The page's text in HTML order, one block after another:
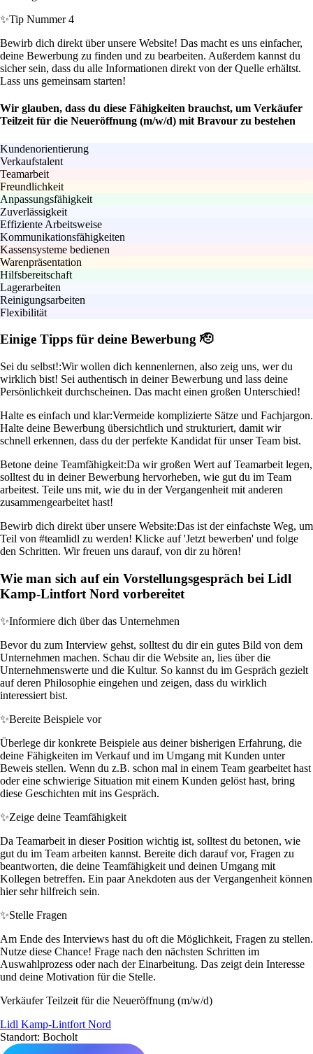
✨Tip Nummer 4
Bewirb dich direkt über unsere Website! Das macht es uns einfacher,
deine Bewerbung zu finden und zu bearbeiten. Außerdem kannst du
sicher sein, dass du alle Informationen direkt von der Quelle erhältst.
Lass uns gemeinsam starten!
Wir glauben, dass du diese Fähigkeiten brauchst, um Verkäufer
Teilzeit für die Neueröffnung (m/w/d) mit Bravour zu bestehen
Kundenorientierung
Verkaufstalent
Teamarbeit
Freundlichkeit
Anpassungsfähigkeit
Zuverlässigkeit
Effiziente Arbeitsweise
Kommunikationsfähigkeiten
Kassensysteme bedienen
Warenpräsentation
Hilfsbereitschaft
Lagerarbeiten
Reinigungsarbeiten
Flexibilität
Einige Tipps für deine Bewerbung 🫡
Sei du selbst!:Wir wollen dich kennenlernen, also zeig uns, wer du
wirklich bist! Sei authentisch in deiner Bewerbung und lass deine
Persönlichkeit durchscheinen. Das macht einen großen Unterschied!
Halte es einfach und klar:Vermeide komplizierte Sätze und Fachjargon.
Halte deine Bewerbung übersichtlich und strukturiert, damit wir
schnell erkennen, dass du der perfekte Kandidat für unser Team bist.
Betone deine Teamfähigkeit:Da wir großen Wert auf Teamarbeit legen,
solltest du in deiner Bewerbung hervorheben, wie gut du im Team
arbeitest. Teile uns mit, wie du in der Vergangenheit mit anderen
zusammengearbeitet hast!
Bewirb dich direkt über unsere Website:Das ist der einfachste Weg, um
Teil von #teamlidl zu werden! Klicke auf 'Jetzt bewerben' und folge
den Schritten. Wir freuen uns darauf, von dir zu hören!
Wie man sich auf ein Vorstellungsgespräch bei Lidl
Kamp-Lintfort Nord vorbereitet
✨Informiere dich über das Unternehmen
Bevor du zum Interview gehst, solltest du dir ein gutes Bild von dem
Unternehmen machen. Schau dir die Website an, lies über die
Unternehmenswerte und die Kultur. So kannst du im Gespräch gezielt
auf deren Philosophie eingehen und zeigen, dass du wirklich
interessiert bist.
✨Bereite Beispiele vor
Überlege dir konkrete Beispiele aus deiner bisherigen Erfahrung, die
deine Fähigkeiten im Verkauf und im Umgang mit Kunden unter
Beweis stellen. Wenn du z.B. schon mal in einem Team gearbeitet hast
oder eine schwierige Situation mit einem Kunden gelöst hast, bring
diese Geschichten mit ins Gespräch.
✨Zeige deine Teamfähigkeit
Da Teamarbeit in dieser Position wichtig ist, solltest du betonen, wie
gut du im Team arbeiten kannst. Bereite dich darauf vor, Fragen zu
beantworten, die deine Teamfähigkeit und deinen Umgang mit
Kollegen betreffen. Ein paar Anekdoten aus der Vergangenheit können
hier sehr hilfreich sein.
✨Stelle Fragen
Am Ende des Interviews hast du oft die Möglichkeit, Fragen zu stellen.
Nutze diese Chance! Frage nach den nächsten Schritten im
Auswahlprozess oder nach der Einarbeitung. Das zeigt dein Interesse
und deine Motivation für die Stelle.
Verkäufer Teilzeit für die Neueröffnung (m/w/d)
Lidl Kamp-Lintfort Nord
Standort: Bocholt